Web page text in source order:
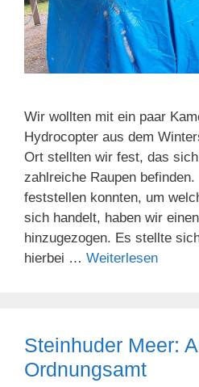
Wir wollten mit ein paar
Hydrocopter aus dem
Ort stellten wir fest, das
zahlreiche Raupen
feststellen konnten, um
sich handelt, haben wir
hinzugezogen. Es stellte
hierbei … Weiterlesen
Steinhuder Meer:
Ordnungsamt